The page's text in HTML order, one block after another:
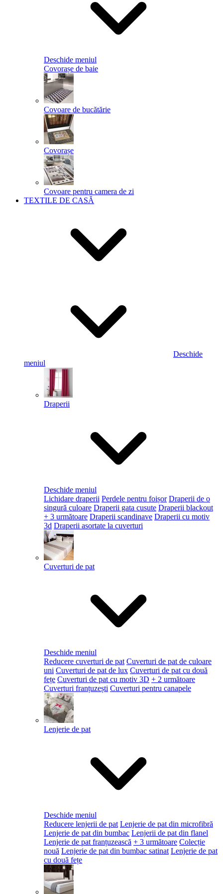
Deschide meniul
Covorașe de baie
Covoare de bucătărie
Covorașe
Covoare pentru camera de zi
TEXTILE DE CASĂ
Deschide
meniul
Draperii
Deschide meniul
Lichidare draperii Perdele pentru foișor Draperii de o
singură culoare Draperii gata cusute Draperii blackout
+ 3 următoare Draperii scandinave Draperii cu motiv
3d Draperii asortate la cuverturi
Cuverturi de pat
Deschide meniul
Reducere cuverturi de pat Cuverturi de pat de culoare
uni Cuverturi de pat de lux Cuverturi de pat cu două
fețe Cuverturi de pat cu motiv 3D + 2 următoare
Cuverturi franțuzești Cuverturi pentru canapele
Lenjerie de pat
Deschide meniul
Reducere lenjerii de pat Lenjerie de pat din microfibră
Lenjerie de pat din bumbac Lenjerii de pat din flanel
Lenjerie de pat franțuzească + 3 următoare Colecție
nouă Lenjerie de pat din bumbac satinat Lenjerie de pat
cu două fețe